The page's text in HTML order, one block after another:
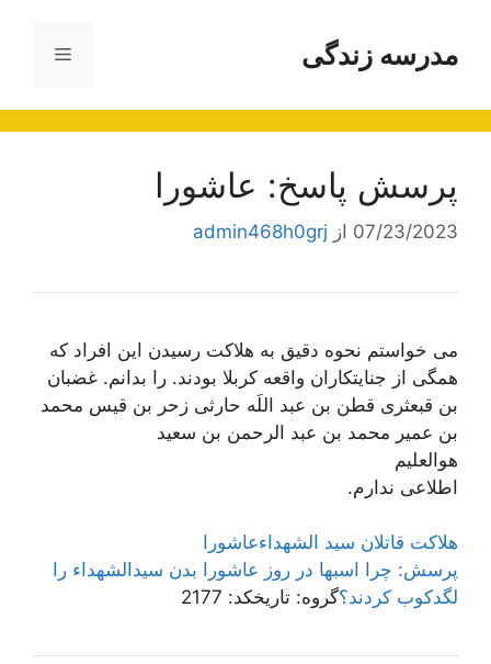
محتوامدرسه زندگی فهرست
پرسش پاسخ: عاشورا
07/23/2023 از admin468h0grj
می خواستم نحوه دقیق به هلاکت رسیدن این افراد که
همگی از جنایتکاران واقعه کربلا بودند. را بدانم. غضبان
بن قبعثرى قطن بن عبد اللَه حارثى زحر بن قيس محمد
بن عمير محمد بن عبد الرحمن بن سعيد
هوالعلیم
اطلاعی ندارم.
هلاکت قاتلان سید الشهداءعاشورا
پرسش: چرا اسبها در روز عاشورا بدن سیدالشهداء را
لگدکوب کردند؟گروه: تاریخکد: 2177